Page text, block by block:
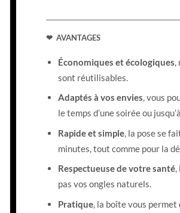
❤ AVANTAGES
Économiques et écologiques,
sont réutilisables.
Adaptés à vos envies, vous
le temps d’une soirée ou
Rapide et simple, la pose se
minutes, tout comme pour la
Respectueuse de votre santé,
pas vos ongles naturels.
Pratique, la boîte vous permet